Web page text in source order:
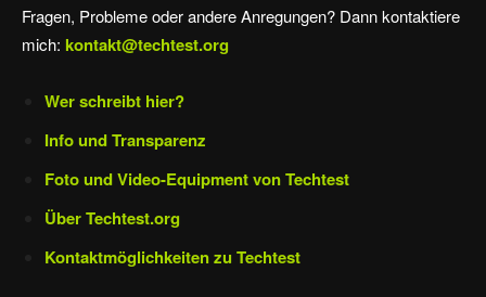
Fragen, Probleme oder andere Anregungen? Dann kontaktiere
mich: kontakt@techtest.org
Wer schreibt hier?
Info und Transparenz
Foto und Video-Equipment von Techtest
Über Techtest.org
Kontaktmöglichkeiten zu Techtest